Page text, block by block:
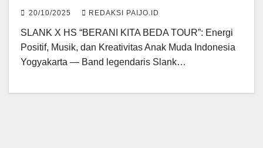
20/10/2025 REDAKSI PAIJO.ID
SLANK X HS “BERANI KITA BEDA TOUR”: Energi
Positif, Musik, dan Kreativitas Anak Muda Indonesia
Yogyakarta — Band legendaris Slank…